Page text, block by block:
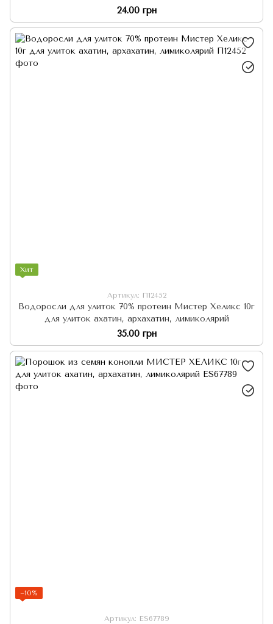
24.00 грн
Хит
Артикул: П12452
Водоросли для улиток 70% протеин Мистер Хеликс 10г
для улиток ахатин, архахатин, лимиколярий
35.00 грн
−10%
Артикул: ES67789